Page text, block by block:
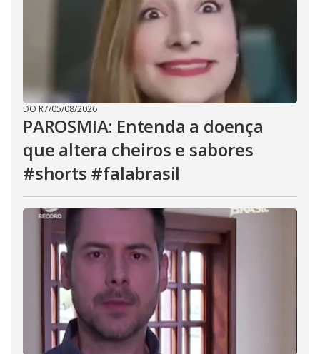
DO R7/05/08/2026
PAROSMIA: Entenda a doença
que altera cheiros e sabores
#shorts #falabrasil